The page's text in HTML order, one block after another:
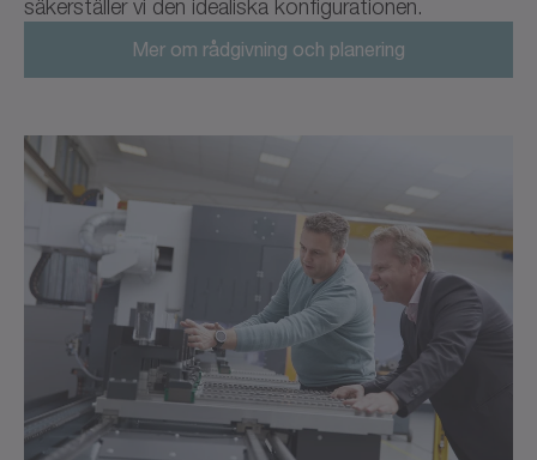
säkerställer vi den idealiska konfigurationen.
Mer om rådgivning och planering